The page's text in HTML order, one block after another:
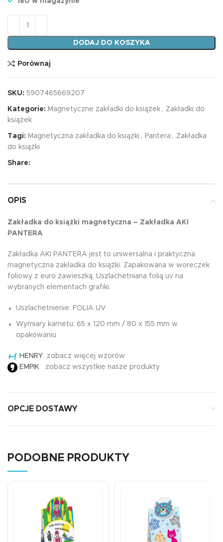
ilość Zakładka AKI PANTERA
DODAJ DO KOSZYKA
Porównaj
SKU: 5907465669207
Kategorie: Magnetyczne zakładki do książek , Zakładki do
książek
Tagi: Magnetyczna zakładka do książki , Pantera , Zakładka
do książki
Share:
OPIS
Zakładka do książki magnetyczna – Zakładka AKI
PANTERA
Zakładka AKI PANTERA jest to uniwersalna i praktyczna
magnetyczna zakładka do książki. Zapakowana w woreczek
foliowy z euro zawieszką. Uszlachetniana folią uv na
wybranych elementach grafiki.
Uszlachetnienie: FOLIA UV
Wymiary karnetu: 65 x 120 mm / 80 x 155 mm w
opakowaniu
HENRY zobacz więcej wzorów
EMPIK zobacz wszystkie nasze produkty
OPCJE DOSTAWY
PODOBNE PRODUKTY